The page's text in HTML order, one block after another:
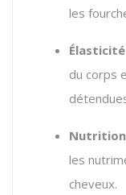
les
du corps
Nutrition
les
cheveux.